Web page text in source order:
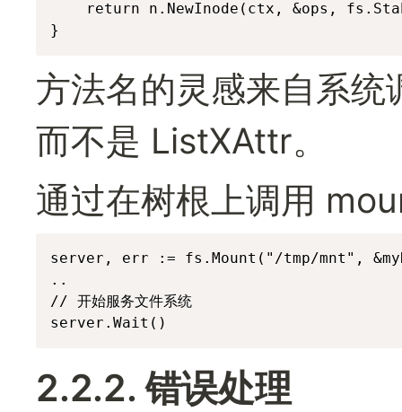
}
方法名的灵感来自系
而不是 ListXAttr。
通过在树根上调用
server, err := fs.Mount("/tmp/mnt",
..
// 开始服务文件系统
server.Wait()
2.2.2. 错误处理